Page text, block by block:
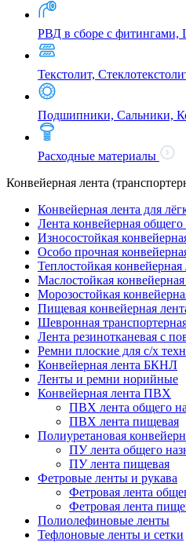
РВД в сборе с
Текстолит,
Подшипники, Сальники,
Расходные материалы
Конвейерная лента
Конвейерная лента для
Лента конвейерная общего
Износостойкая
Особо прочная
Теплостойкая конвейерная
Маслостойкая конвейерная
Морозостойкая
Пищевая конвейерная
Шевронная
Лента резинотканевая с
Ремни плоские для с/х
Конвейерная лента БКНЛ
Ленты и ремни норийные
Конвейерная лента ПВХ
ПВХ лента общего
ПВХ лента пищевая
Полиуретановая
ПУ лента общего
ПУ лента пищевая
Фетровые ленты и рукава
Фетровая лента
Фетровая лента
Полиолефиновые ленты
Тефлоновые ленты и сетки